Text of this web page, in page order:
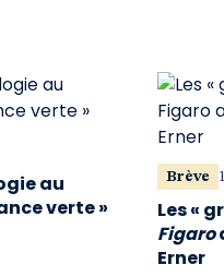
au
verte »
Brève
Les «
Figaro
Erner